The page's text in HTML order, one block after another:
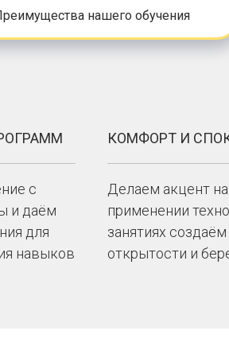
нашего обучения
с
и даём
для
навыков
КОМФОРТ И
Делаем акцент
применении
занятиях
открытости и